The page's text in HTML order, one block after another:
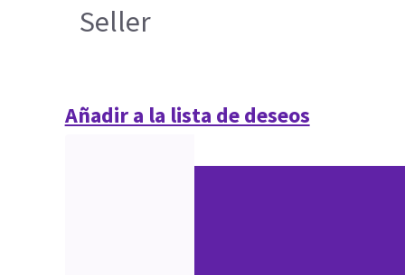
Seller
Añadir a la lista de deseos